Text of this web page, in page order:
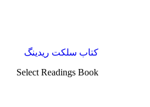
کتاب سلکت ریدینگ
Select Readings Book